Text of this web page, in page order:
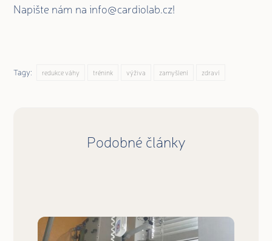
Napište nám na info@cardiolab.cz!
Tagy: redukce váhy trénink výživa zamyšlení zdraví
Podobné články